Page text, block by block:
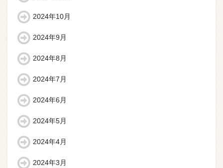
2024年10月
2024年9月
2024年8月
2024年7月
2024年6月
2024年5月
2024年4月
2024年3月